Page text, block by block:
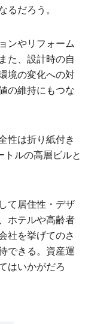
るだろう。
ンやリフォーム
た、設計時の自
境の変化への対
の維持にもつな
性は折り紙付き
トルの高層ビルと
て居住性・デザ
ホテルや高齢者
社を挙げてのさ
できる。資産運
はいかがだろ